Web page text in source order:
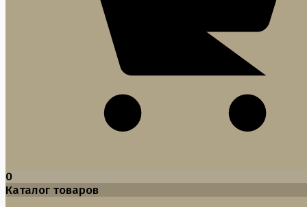
0
Каталог товаров